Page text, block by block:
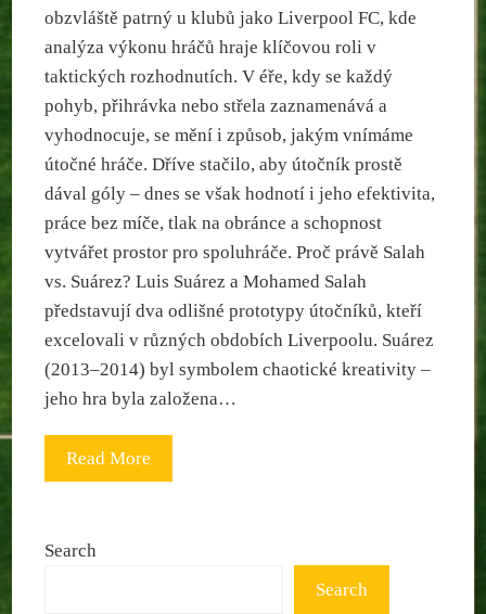
obzvláště patrný u klubů jako Liverpool FC, kde
analýza výkonu hráčů hraje klíčovou roli v
taktických rozhodnutích. V éře, kdy se každý
pohyb, přihrávka nebo střela zaznamenává a
vyhodnocuje, se mění i způsob, jakým vnímáme
útočné hráče. Dříve stačilo, aby útočník prostě
dával góly – dnes se však hodnotí i jeho efektivita,
práce bez míče, tlak na obránce a schopnost
vytvářet prostor pro spoluhráče. Proč právě Salah
vs. Suárez? Luis Suárez a Mohamed Salah
představují dva odlišné prototypy útočníků, kteří
excelovali v různých obdobích Liverpoolu. Suárez
(2013–2014) byl symbolem chaotické kreativity –
jeho hra byla založena…
Read More
Search
Search